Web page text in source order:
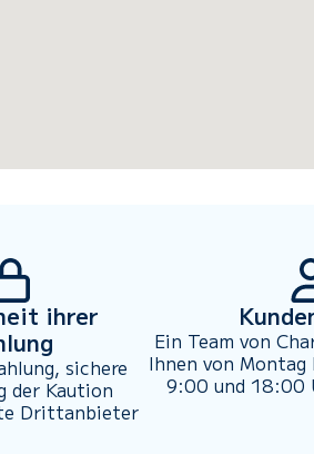
ihrer
sichere
der Kaution
Drittanbieter
Ein Team von
Ihnen von
9:00 und 18:00